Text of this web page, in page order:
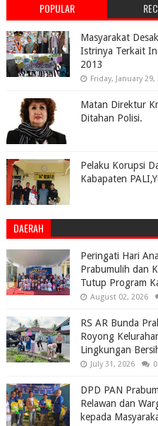
POPULAR
Masyarakat
Istrinya Terkait
2013
Friday, January 29,
Matan Direktur
Ditahan Polisi.
Pelaku Korupsi
Kabapaten
DAERAH
Peringati Hari
Prabumulih dan
Tutup Program
August 02, 2026
RS AR Bunda
Royong
Lingkungan
July 31, 2026 0
DPD PAN
Relawan dan
kepada